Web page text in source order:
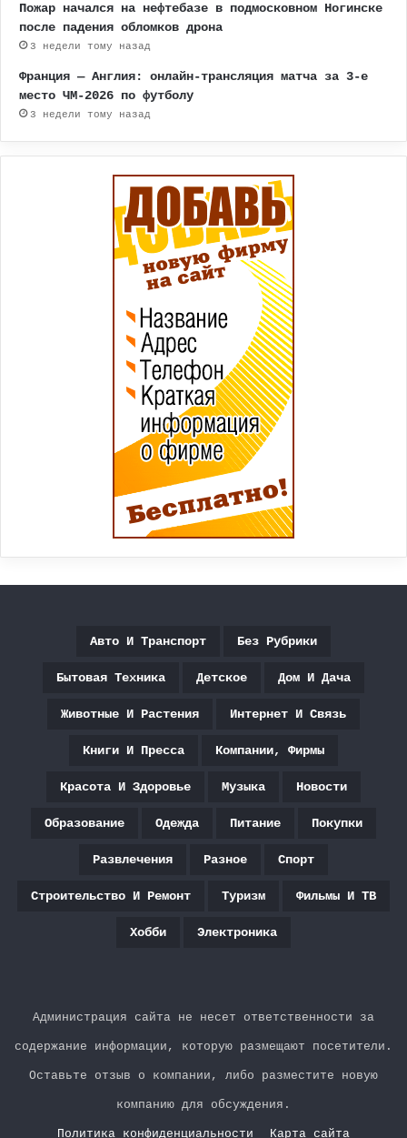
Пожар начался на нефтебазе в подмосковном Ногинске
после падения обломков дрона
3 недели тому назад
Франция — Англия: онлайн-трансляция матча за 3-е
место ЧМ-2026 по футболу
3 недели тому назад
Авто И Транспорт Без Рубрики
Бытовая Техника Детское Дом И Дача
Животные И Растения Интернет И Связь
Книги И Пресса Компании, Фирмы
Красота И Здоровье Музыка Новости
Образование Одежда Питание Покупки
Развлечения Разное Спорт
Строительство И Ремонт Туризм Фильмы И ТВ
Хобби Электроника
Администрация сайта не несет ответственности за
содержание информации, которую размещают посетители.
Оставьте отзыв о компании, либо разместите новую
компанию для обсуждения.
Политика конфиденциальности Карта сайта